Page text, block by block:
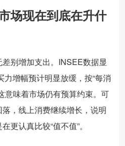
场现在到底在升什
别增加支出。INSEE数据显
增幅预计明显放缓，按“每消
意味着市场仍有预算约束。可
，线上消费继续增长，说明
更认真比较“值不值”。